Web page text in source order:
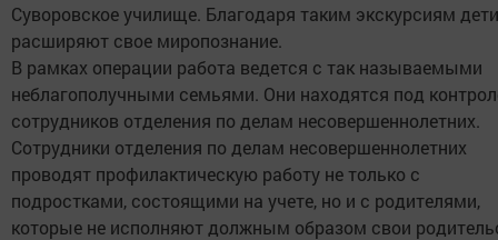
Суворовское училище. Благодаря таким экскурсиям дети
расширяют свое миропознание.
В рамках операции работа ведется с так называемыми
неблагополучными семьями. Они находятся под
сотрудников отделения по делам несовершеннолетних.
Сотрудники отделения по делам несовершеннолетних
проводят профилактическую работу не только с
подростками, состоящими на учете, но и с родителями,
которые не исполняют должным образом свои